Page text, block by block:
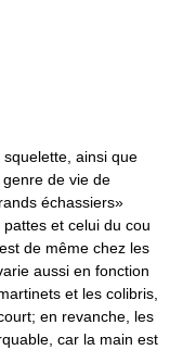
ainsi que
de vie de
échassiers»
et celui du cou
de même chez les
aussi en fonction
et les colibris,
en revanche, les
car la main est